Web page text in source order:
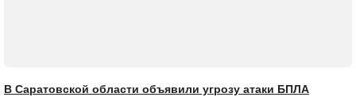
В Саратовской области объявили угрозу атаки БПЛА